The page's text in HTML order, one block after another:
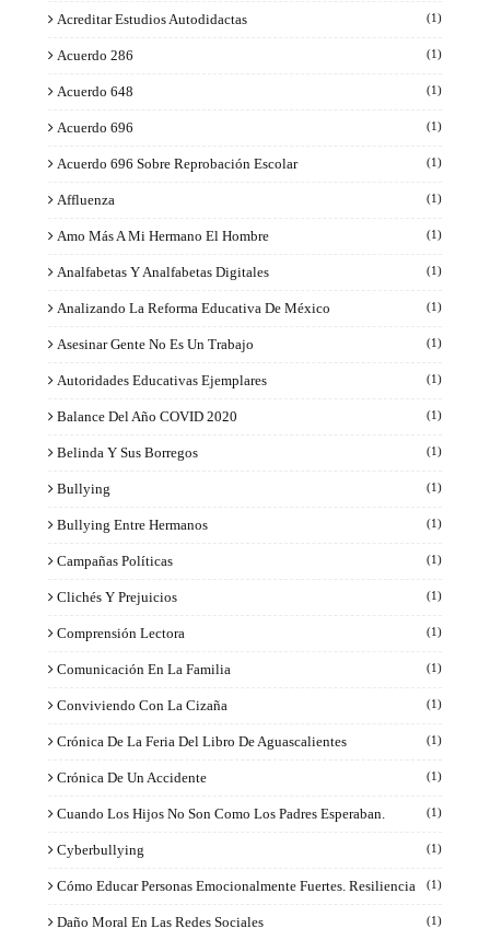
Acreditar Estudios Autodidactas (1)
Acuerdo 286 (1)
Acuerdo 648 (1)
Acuerdo 696 (1)
Acuerdo 696 Sobre Reprobación Escolar (1)
Affluenza (1)
Amo Más A Mi Hermano El Hombre (1)
Analfabetas Y Analfabetas Digitales (1)
Analizando La Reforma Educativa De México (1)
Asesinar Gente No Es Un Trabajo (1)
Autoridades Educativas Ejemplares (1)
Balance Del Año COVID 2020 (1)
Belinda Y Sus Borregos (1)
Bullying (1)
Bullying Entre Hermanos (1)
Campañas Políticas (1)
Clichés Y Prejuicios (1)
Comprensión Lectora (1)
Comunicación En La Familia (1)
Conviviendo Con La Cizaña (1)
Crónica De La Feria Del Libro De Aguascalientes (1)
Crónica De Un Accidente (1)
Cuando Los Hijos No Son Como Los Padres Esperaban. (1)
Cyberbullying (1)
Cómo Educar Personas Emocionalmente Fuertes. Resiliencia (1)
Daño Moral En Las Redes Sociales (1)